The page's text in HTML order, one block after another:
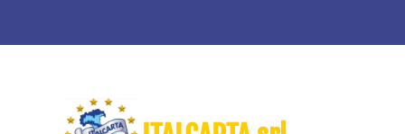
Skip to main content